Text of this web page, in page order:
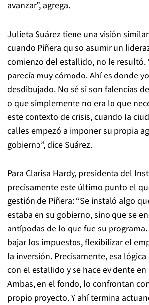
avanzar”, agrega.
Julieta Suárez tiene una visión
cuando Piñera quiso asumir un
comienzo del estallido, no le resultó.
parecía muy cómodo. Ahí es donde
desdibujado. No sé si son falencias
o que simplemente no era lo que
este contexto de crisis, cuando la
calles empezó a imponer su propia
gobierno”, dice Suárez.
Para Clarisa Hardy, presidenta del
precisamente este último punto el
gestión de Piñera: “Se instaló algo
estaba en su gobierno, sino que se
antípodas de lo que fue su
bajar los impuestos, flexibilizar el
la inversión. Precisamente, esa lógica
con el estallido y se hace evidente
Ambas, en el fondo, lo confrontan
propio proyecto. Y ahí termina